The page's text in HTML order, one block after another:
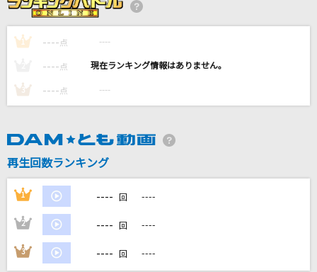
椎名林檎
オドループ
フレデリック
[生音]青と夏
SUPER EIGHT
カラオケ最新情報をチェック！
1 ---- 点 ----
---- 点 ----
3 ---- 点 ----
再生回数ランキング
1 ---- 回 ----
2 ---- 回 ----
3 ---- 回 ----